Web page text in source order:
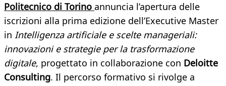
Politecnico di Torino annuncia l’apertura delle
iscrizioni alla prima edizione dell’Executive Master
in Intelligenza artificiale e scelte manageriali:
innovazioni e strategie per la trasformazione
digitale, progettato in collaborazione con Deloitte
Consulting. Il percorso formativo si rivolge a